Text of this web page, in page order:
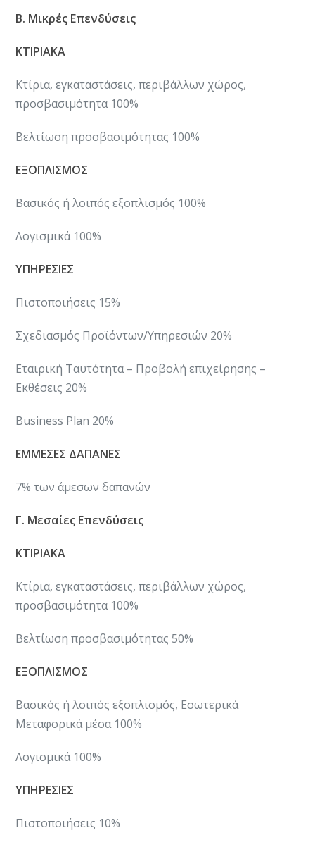
Β. Μικρές Επενδύσεις
ΚΤΙΡΙΑΚΑ
Κτίρια, εγκαταστάσεις, περιβάλλων χώρος,
προσβασιμότητα 100%
​Βελτίωση προσβασιμότητας 100%
ΕΞΟΠΛΙΣΜΟΣ
Βασικός ή λοιπός εξοπλισμός 100%
​Λογισμικά 100%
ΥΠΗΡΕΣΙΕΣ
Πιστοποιήσεις 15%
​Σχεδιασμός Προϊόντων/Υπηρεσιών 20%
​Εταιρική Ταυτότητα – Προβολή επιχείρησης –
Εκθέσεις 20%
​Business Plan 20%
ΕΜΜΕΣΕΣ ΔΑΠΑΝΕΣ
7% των άμεσων δαπανών
Γ. Μεσαίες Επενδύσεις
ΚΤΙΡΙΑΚΑ
Κτίρια, εγκαταστάσεις, περιβάλλων χώρος,
προσβασιμότητα 100%
​Βελτίωση προσβασιμότητας 50%
ΕΞΟΠΛΙΣΜΟΣ
Βασικός ή λοιπός εξοπλισμός, Εσωτερικά
Μεταφορικά μέσα 100%
​Λογισμικά 100%
ΥΠΗΡΕΣΙΕΣ
Πιστοποιήσεις 10%